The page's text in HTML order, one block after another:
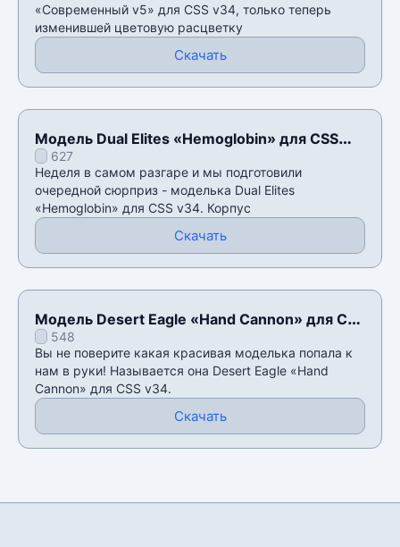
«Современный v5» для CSS v34, только теперь
изменившей цветовую расцветку
Скачать
Модель Dual Elites «Hemoglobin» для CSS
v34627
Неделя в самом разгаре и мы подготовили
очередной сюрприз - моделька Dual Elites
«Hemoglobin» для CSS v34. Корпус
Скачать
Модель Desert Eagle «Hand Cannon» для CSS
v34548
Вы не поверите какая красивая моделька попала к
нам в руки! Называется она Desert Eagle «Hand
Cannon» для CSS v34.
Скачать